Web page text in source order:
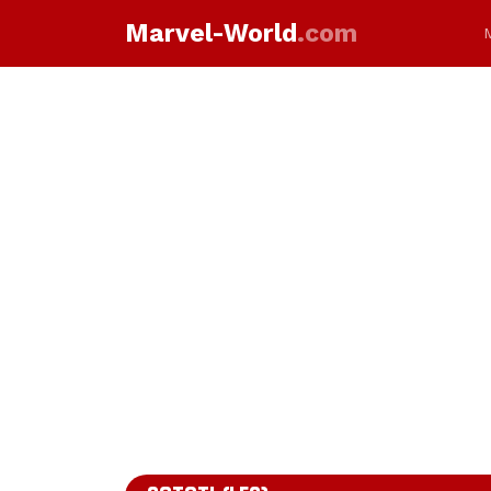
Marvel-World.com